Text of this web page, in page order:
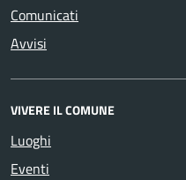
Comunicati
Avvisi
VIVERE IL COMUNE
Luoghi
Eventi